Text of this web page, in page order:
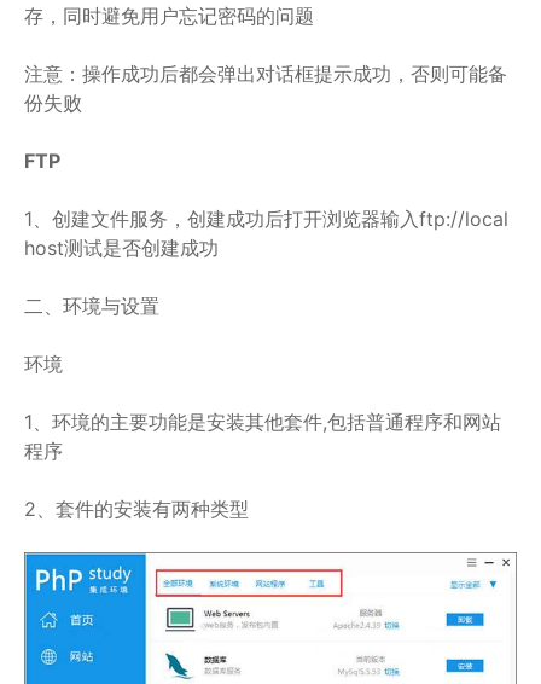
存，同时避免用户忘记密码的问题
注意：操作成功后都会弹出对话框提示成功，否则可能备
份失败
FTP
1、创建文件服务，创建成功后打开浏览器输入ftp://local
host测试是否创建成功
二、环境与设置
环境
1、环境的主要功能是安装其他套件,包括普通程序和网站
程序
2、套件的安装有两种类型